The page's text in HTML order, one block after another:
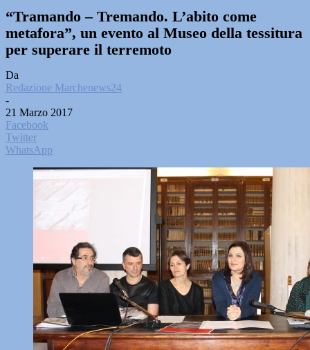
“Tramando – Tremando. L’abito come
metafora”, un evento al Museo della tessitura
per superare il terremoto
Da
Redazione Marchenews24
-
21 Marzo 2017
Facebook
Twitter
WhatsApp